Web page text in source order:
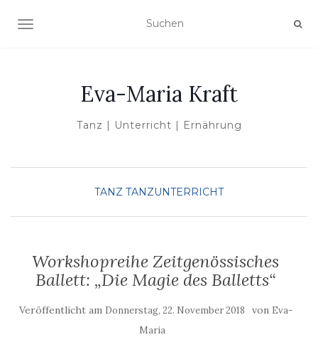
NAVIGATION UMSCHALTEN
Eva-Maria Kraft
Tanz | Unterricht | Ernährung
TANZ TANZUNTERRICHT
Workshopreihe Zeitgenössisches
Ballett: „Die Magie des Balletts“
Veröffentlicht am Donnerstag, 22. November 2018 von Eva-
Maria